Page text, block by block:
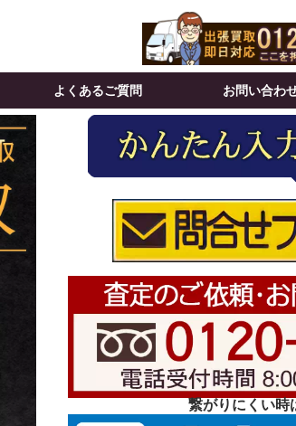
繋がりにくい時
よくあるご質問 お問い合わ